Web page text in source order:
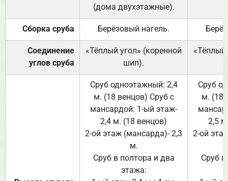
(дома двухэтажные).
Сборка сруба Берёзовый нагель.
Соединение
углов сруба
«Тёплый угол» (коренной
шип).
«Тёплый
Сруб одноэтажный: 2,4
м. (18 венцов) Сруб с
мансардой: 1-ый этаж-
2,4 м. (18 венцов)
2-ой этаж (мансарда)- 2,3
м.
Сруб в полтора и два
этажа:
Сруб
м. (18
2,5
2-ой
Сруб